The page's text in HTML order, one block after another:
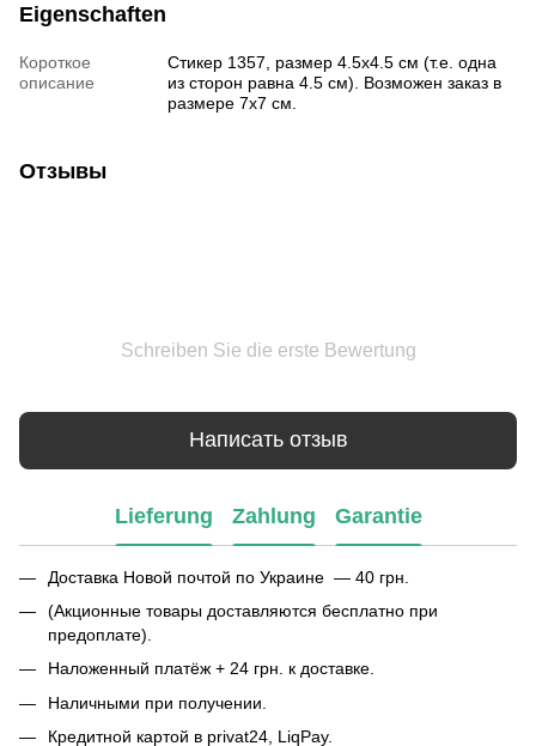
Eigenschaften
Короткое
описание
Стикер 1357, размер 4.5х4.5 см (т.е. одна
из сторон равна 4.5 см). Возможен заказ в
размере 7х7 см.
Отзывы
Schreiben Sie die erste Bewertung
Написать отзыв
Lieferung Zahlung Garantie
Доставка Новой почтой по Украине — 40 грн.
(Акционные товары доставляются бесплатно при
предоплате).
Наложенный платёж + 24 грн. к доставке.
Наличными при получении.
Кредитной картой в privat24, LiqPay.